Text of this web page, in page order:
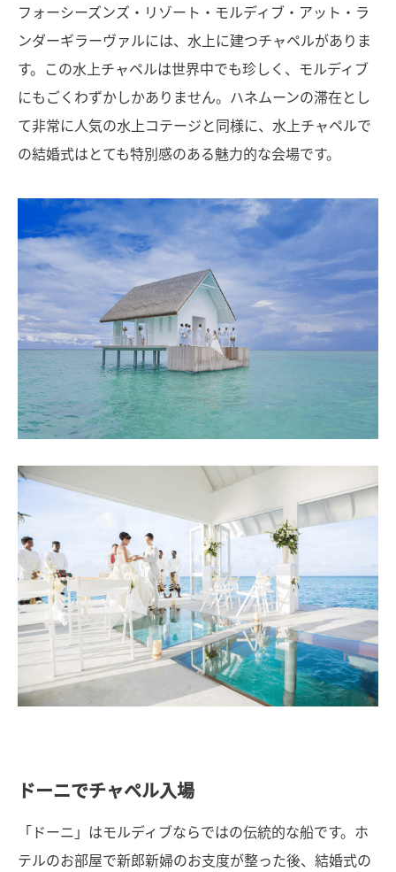
フォーシーズンズ・リゾート・モルディブ・アット・ラ
ンダーギラーヴァルには、水上に建つチャペルがありま
す。この水上チャペルは世界中でも珍しく、モルディブ
にもごくわずかしかありません。ハネムーンの滞在とし
て非常に人気の水上コテージと同様に、水上チャペルで
の結婚式はとても特別感のある魅力的な会場です。
ドーニでチャペル入場
「ドーニ」はモルディブならではの伝統的な船です。ホ
テルのお部屋で新郎新婦のお支度が整った後、結婚式の